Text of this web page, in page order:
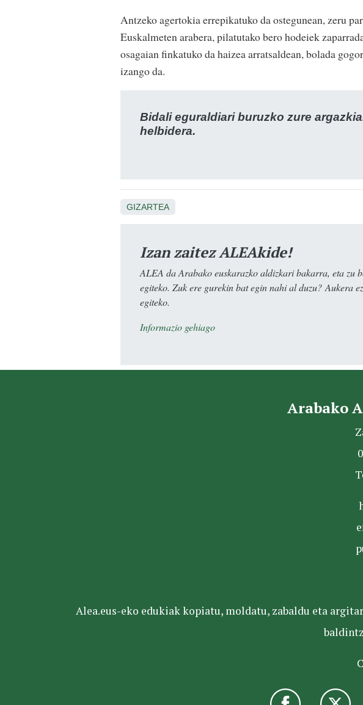
Antzeko agertokia errepikatuko da ostegunean, zeru
Euskalmeten arabera, pilatutako bero hodeiek
osagaian finkatuko da haizea arratsaldean, bolada
izango da.
Bidali eguraldiari buruzko zure
helbidera.
GIZARTEA
Izan zaitez ALEAkide!
ALEA da Arabako euskarazko aldizkari bakarra, eta zu
egiteko. Zuk ere gurekin bat egin nahi al duzu? Aukera
egiteko.
Informazio gehiago
Arabako
Alea.eus-eko edukiak kopiatu, moldatu, zabaldu eta